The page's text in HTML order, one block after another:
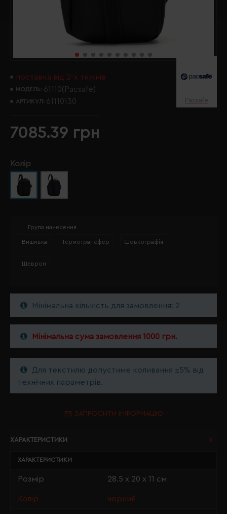
поставка від 2-х тижнів
МОДЕЛЬ: 61110(Pacsafe)
АРТИКУЛ: 61110130 Pacsafe
7085.39 грн
Колір
Група нанесення
Вишивка Термотрансфер Шовкографія
Шеврон
Мінімальна кількість для замовлення: 2
Мінімальна сума замовлення 1000 грн.
Для текстилю допустиме коливання ±5% від
технічних параметрів.
ЗАПРОСИТИ ІНФОРМАЦІЮ
ХАРАКТЕРИСТИКИ
ХАРАКТЕРИСТИКИ
Розмір 28.5 х 20 х 11 см
Колір чорний